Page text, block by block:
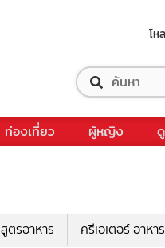
โห
ท่องเที่ยว ผู้หญิง
สูตรอาหาร ครีเอเตอร์ อาหาร